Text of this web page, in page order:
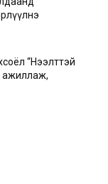
“Нээлттэй
ажиллаж,